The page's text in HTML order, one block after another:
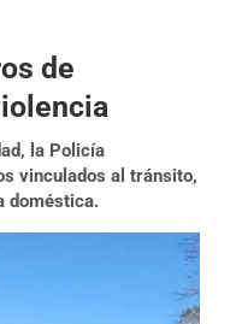
de
la Policía
vinculados al tránsito,
doméstica.